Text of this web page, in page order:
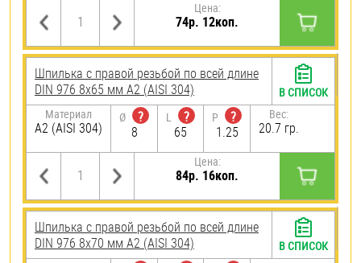
Цена:
74р. 12коп.
Шпилька с правой резьбой по всей длине
DIN 976 8х65 мм А2 (AISI 304)
Материал
А2 (AISI 304)
Ø
?
8
L
?
65
P
?
1.25
Вес:
20.7 гр.
Цена:
84р. 16коп.
В СПИСОК
Шпилька с правой резьбой по всей длине
DIN 976 8х70 мм А2 (AISI 304)
В СПИСОК